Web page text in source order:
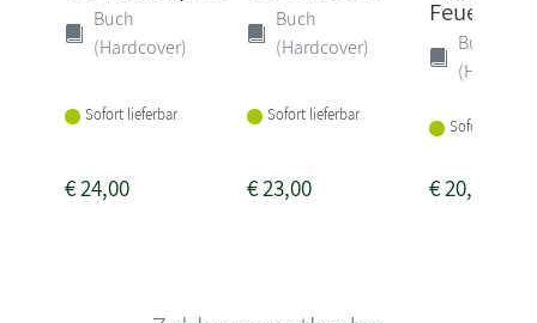
Buch
(Hardcover)
Sofort lieferbar
€24,00
Buch
(Hardcover)
Sofort lieferbar
€23,00
Feuer
Buch
Sofort
€20,00